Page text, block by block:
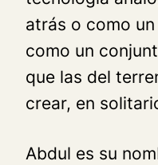
atrás o como
como un
que las del
crear, en
Abdul es su